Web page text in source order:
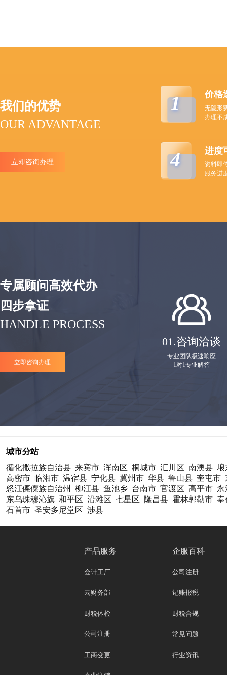
我们的优势
OUR ADVANTAGE
立即咨询办理
1 价格
无隐形
办理不
4 进度
资料即
服务进
专属顾问高效代办
四步拿证
HANDLE PROCESS
立即咨询办理
01.咨询洽谈
专业团队极速响应
1对1专业解答
城市分站
循化撒拉族自治县 来宾市 浑南区 桐城市 汇川区 南澳县 埌
高密市 临湘市 温宿县 宁化县 冀州市 华县 鲁山县 奎屯市
怒江傈僳族自治州
柳江县 鱼池乡 台南市 官渡区 高平市 永
东乌珠穆沁旗 和平区 沿滩区 七星区 隆昌县 霍林郭勒市 奉
石首市 圣安多尼堂区 涉县
产品服务
会计工厂
云财务部
财税体检
公司注册
工商变更
企服百科
公司注册
记账报税
财税合规
常见问题
行业资讯